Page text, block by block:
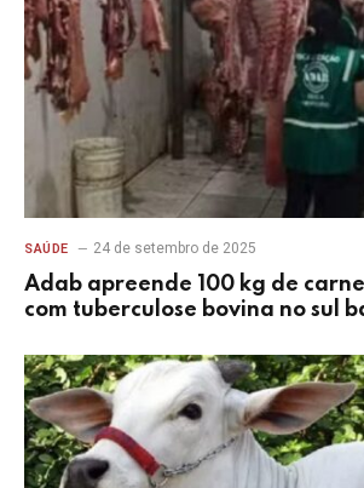
SAÚDE 24 de setembro de 2025
Adab apreende 100 kg de
com tuberculose bovina no sul